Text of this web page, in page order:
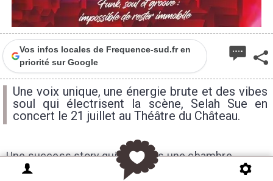
Vos infos locales de Frequence-sud.fr en
priorité sur Google
Une voix unique, une énergie brute et des vibes
soul qui électrisent la scène, Selah Sue en
concert le 21 juillet au Théâtre du Château.
Une success story qui naît dans une chambre
d’étudiante. C’est là qu’elle poste ses premiers titres,